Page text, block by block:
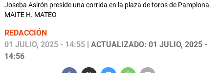
Joseba Asirón preside una corrida en la plaza de toros de Pamplona.
MAITE H. MATEO
REDACCIÓN
01 JULIO, 2025 - 14:55 | ACTUALIZADO: 01 JULIO, 2025 -
14:56